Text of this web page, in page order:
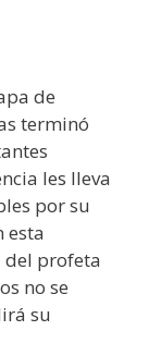
de
terminó
les lleva
por su
esta
del profeta
no se
su